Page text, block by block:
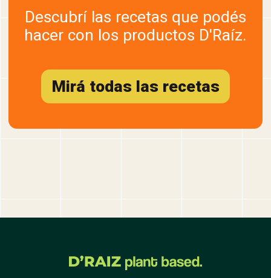
Descubrí las recetas que podés
hacer con los productos D'Raíz.
Mirá todas las recetas